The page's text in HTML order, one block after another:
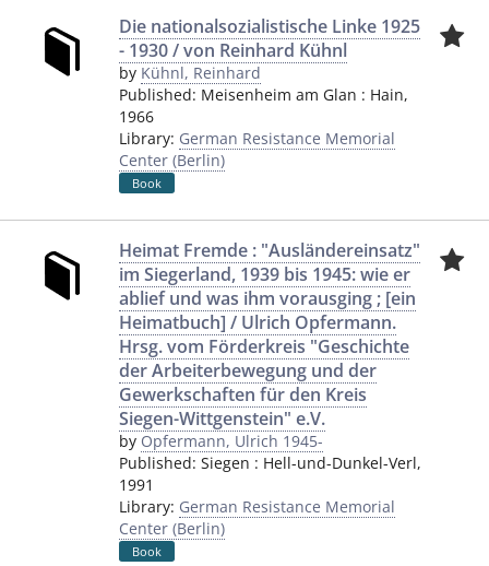
Die nationalsozialistische Linke 1925
- 1930 / von Reinhard Kühnl
by Kühnl, Reinhard
Published: Meisenheim am Glan : Hain,
1966
Library: German Resistance Memorial
Center (Berlin)
Book
Heimat Fremde : "Ausländereinsatz"
im Siegerland, 1939 bis 1945: wie er
ablief und was ihm vorausging ; [ein
Heimatbuch] / Ulrich Opfermann.
Hrsg. vom Förderkreis "Geschichte
der Arbeiterbewegung und der
Gewerkschaften für den Kreis
Siegen-Wittgenstein" e.V.
by Opfermann, Ulrich 1945-
Published: Siegen : Hell-und-Dunkel-Verl,
1991
Library: German Resistance Memorial
Center (Berlin)
Book